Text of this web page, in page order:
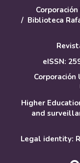
/ Biblioteca
eISSN:
Higher
and
Legal identity: